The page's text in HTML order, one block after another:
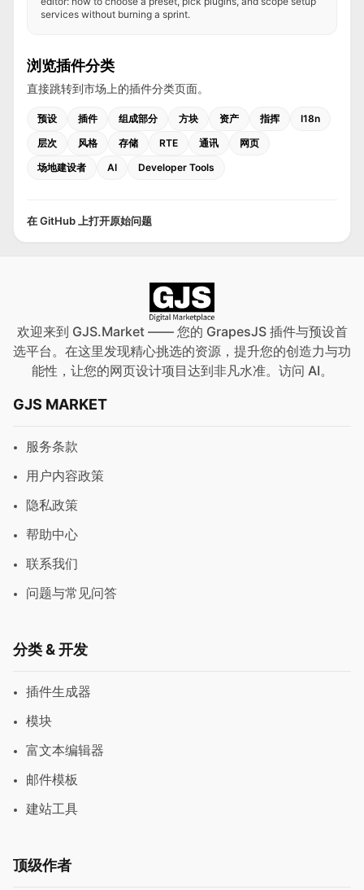
services without burning a sprint.
浏览插件分类
直接跳转到市场上的插件分类页面。
预设 插件 组成部分 方块 资产 指挥
I18n
层次
风格 存储 RTE 通讯
网页
场地建设者
AI Developer Tools
在 GitHub 上打开原始问题
欢迎来到 GJS.Market —— 您的 GrapesJS 插件与预设首
选平台。在这里发现精心挑选的资源，提升您的创造力与功
能性，让您的网页设计项目达到非凡水准。访问 AI。
GJS MARKET
服务条款
用户内容政策
隐私政策
帮助中心
联系我们
问题与常见问答
分类 & 开发
插件生成器
模块
富文本编辑器
邮件模板
建站工具
顶级作者